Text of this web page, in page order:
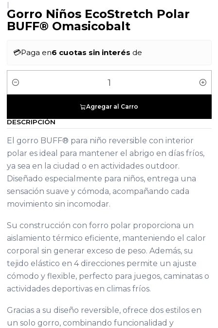
|
Gorro Niños EcoStretch Polar
BUFF® Omasicobalt
💳Paga en6 cuotas sin interés de
Cantidad
Agregar al Carro
DESCRIPCIÓN
El gorro BUFF® para niño reversible con interior
polar es ideal para mantener el abrigo en días fríos,
ya sea en la ciudad o en actividades outdoor.
Diseñado especialmente para niños, entrega una
sensación suave y cómoda, acompañando cada
movimiento sin incomodar.
Su construcción con forro polar proporciona un
aislamiento térmico eficiente, manteniendo el calor
corporal sin generar exceso de peso. Además, su
tejido elástico en 4 direcciones permite un ajuste
cómodo y flexible, perfecto para juegos, caminatas o
actividades deportivas en climas fríos.
Gracias a su diseño reversible, ofrece dos estilos en
un solo gorro, combinando funcionalidad y